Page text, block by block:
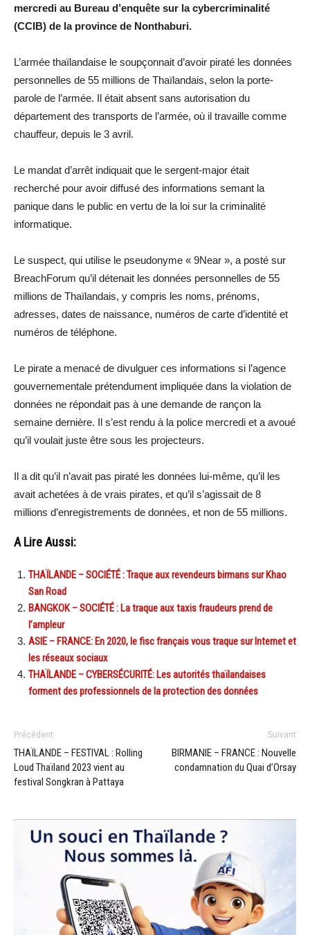
mercredi au Bureau d’enquête sur la cybercriminalité
(CCIB) de la province de Nonthaburi.
L’armée thaïlandaise le soupçonnait d’avoir piraté les données
personnelles de 55 millions de Thaïlandais, selon la porte-
parole de l’armée. Il était absent sans autorisation du
département des transports de l’armée, où il travaille comme
chauffeur, depuis le 3 avril.
Le mandat d’arrêt indiquait que le sergent-major était
recherché pour avoir diffusé des informations semant la
panique dans le public en vertu de la loi sur la criminalité
informatique.
Le suspect, qui utilise le pseudonyme « 9Near », a posté sur
BreachForum qu’il détenait les données personnelles de 55
millions de Thaïlandais, y compris les noms, prénoms,
adresses, dates de naissance, numéros de carte d’identité et
numéros de téléphone.
Le pirate a menacé de divulguer ces informations si l’agence
gouvernementale prétendument impliquée dans la violation de
données ne répondait pas à une demande de rançon la
semaine dernière. Il s’est rendu à la police mercredi et a avoué
qu’il voulait juste être sous les projecteurs.
Il a dit qu’il n’avait pas piraté les données lui-même, qu’il les
avait achetées à de vrais pirates, et qu’il s’agissait de 8
millions d’enregistrements de données, et non de 55 millions.
A Lire Aussi:
THAÏLANDE – SOCIÉTÉ : Traque aux revendeurs birmans sur Khao
San Road
BANGKOK – SOCIÉTÉ : La traque aux taxis fraudeurs prend de
l’ampleur
ASIE – FRANCE: En 2020, le fisc français vous traque sur Internet et
les réseaux sociaux
THAÏLANDE – CYBERSÉCURITÉ: Les autorités thaïlandaises
forment des professionnels de la protection des données
Précédent
THAÏLANDE – FESTIVAL : Rolling
Loud Thaïland 2023 vient au
festival Songkran à Pattaya
Suivant
BIRMANIE – FRANCE : Nouvelle
condamnation du Quai d’Orsay